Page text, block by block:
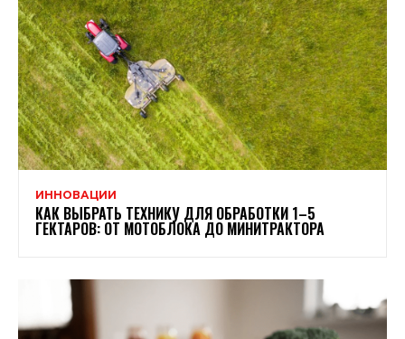
ИННОВАЦИИ
КАК ВЫБРАТЬ ТЕХНИКУ ДЛЯ ОБРАБОТКИ 1–5
ГЕКТАРОВ: ОТ МОТОБЛОКА ДО МИНИТРАКТОРА